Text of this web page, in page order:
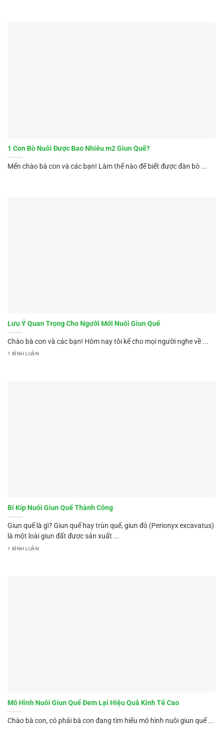
1 Con Bò Nuôi Được Bao Nhiêu m2 Giun Quế?
Mến chào bà con và các bạn! Làm thể nào để biết được đàn bò ...
Lưu Ý Quan Trọng Cho Người Mới Nuôi Giun Quế
Chào bà con và các bạn! Hôm nay tôi kể cho mọi người nghe về ...
1 BÌNH LUẬN
Bí Kíp Nuôi Giun Quế Thành Công
Giun quế là gì? Giun quế hay trùn quế, giun đỏ (Perionyx excavatus)
là một loài giun đất được sản xuất ...
1 BÌNH LUẬN
Mô Hình Nuôi Giun Quế Đem Lại Hiệu Quả Kinh Tế Cao
Chào bà con, có phải bà con đang tìm hiểu mô hình nuôi giun quế ...